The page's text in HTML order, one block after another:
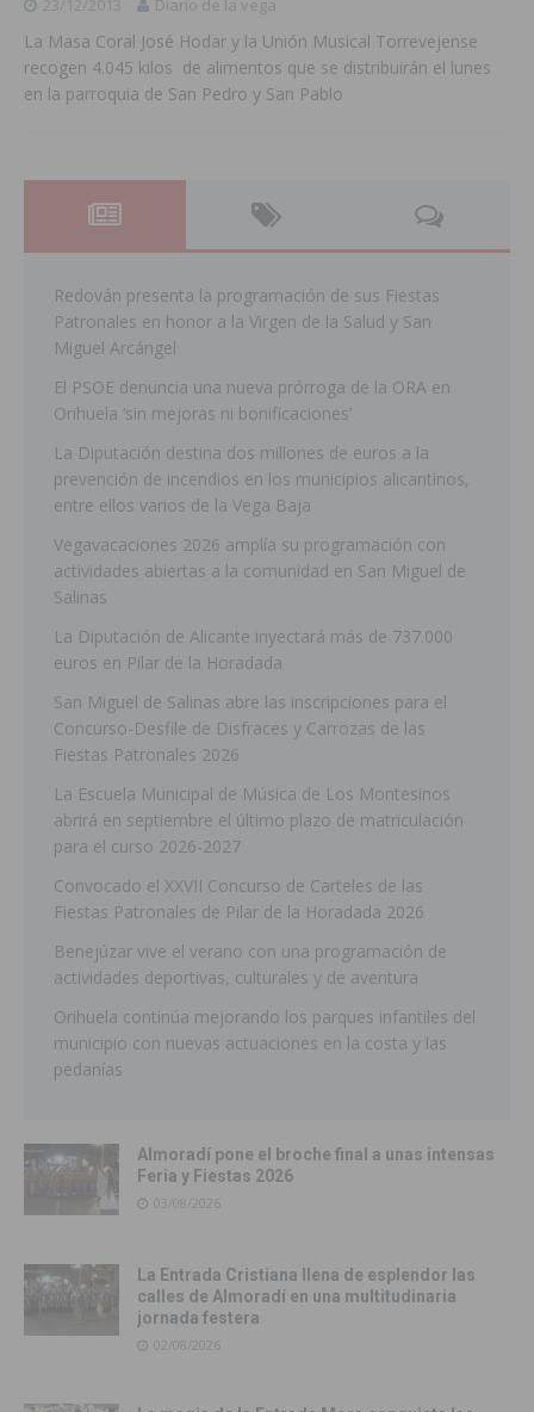
La Masa Coral José Hodar y la Unión Musical Torrevejense
recogen 4.045 kilos de alimentos que se distribuirán el lunes
en la parroquia de San Pedro y San Pablo
Redován presenta la programación de sus Fiestas
Patronales en honor a la Virgen de la Salud y San
Miguel Arcángel
El PSOE denuncia una nueva prórroga de la ORA en
Orihuela ‘sin mejoras ni bonificaciones’
La Diputación destina dos millones de euros a la
prevención de incendios en los municipios alicantinos,
entre ellos varios de la Vega Baja
Vegavacaciones 2026 amplía su programación con
actividades abiertas a la comunidad en San Miguel de
Salinas
La Diputación de Alicante inyectará más de 737.000
euros en Pilar de la Horadada
San Miguel de Salinas abre las inscripciones para el
Concurso-Desfile de Disfraces y Carrozas de las
Fiestas Patronales 2026
La Escuela Municipal de Música de Los Montesinos
abrirá en septiembre el último plazo de matriculación
para el curso 2026-2027
Convocado el XXVII Concurso de Carteles de las
Fiestas Patronales de Pilar de la Horadada 2026
Benejúzar vive el verano con una programación de
actividades deportivas, culturales y de aventura
Orihuela continúa mejorando los parques infantiles del
municipio con nuevas actuaciones en la costa y las
pedanías
Almoradí pone el broche final a unas intensas
Feria y Fiestas 2026
03/08/2026
La Entrada Cristiana llena de esplendor las
calles de Almoradí en una multitudinaria
jornada festera
02/08/2026